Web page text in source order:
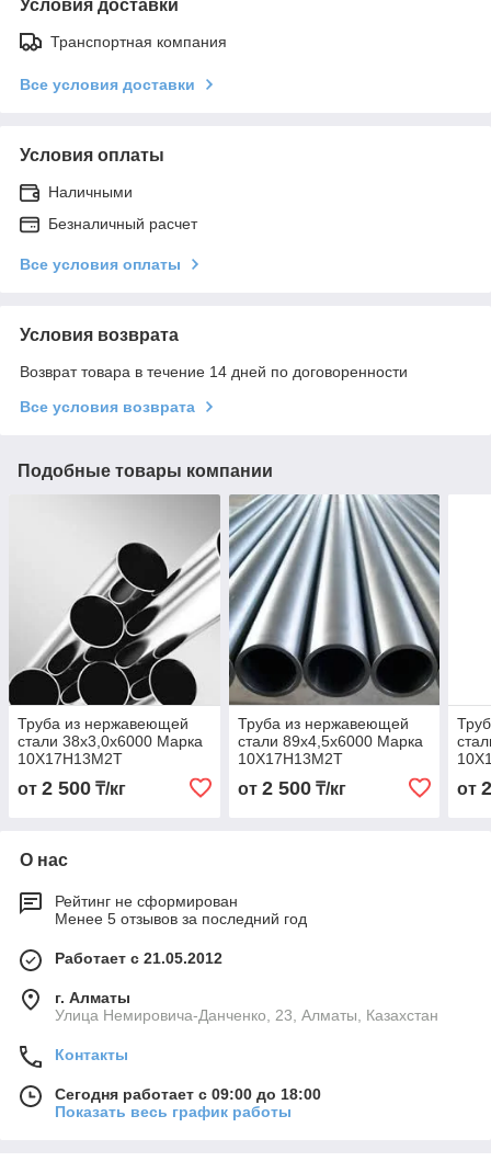
Условия доставки
Транспортная компания
Все условия доставки
Условия оплаты
Наличными
Безналичный расчет
Все условия оплаты
Условия возврата
Возврат товара в течение 14 дней по договоренности
Все условия возврата
Подобные товары компании
Труба из нержавеющей
стали 38х3,0х6000 Марка
10Х17Н13М2Т
от 2 500 ₸/кг
Труба из нержавеющей
стали 89х4,5х6000 Марка
10Х17Н13М2Т
от 2 500₸/кг от
О нас
Рейтинг не сформирован
Менее 5 отзывов за последний год
Работает с 21.05.2012
г. Алматы
Улица Немировича-Данченко, 23, Алматы, Казахстан
Контакты
Сегодня работает с 09:00 до 18:00
Показать весь график работы